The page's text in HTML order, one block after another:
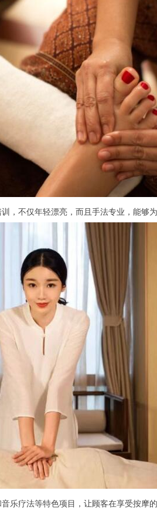
不仅年轻漂亮，而且手法专业，能够为
疗法等特色项目，让顾客在享受按摩